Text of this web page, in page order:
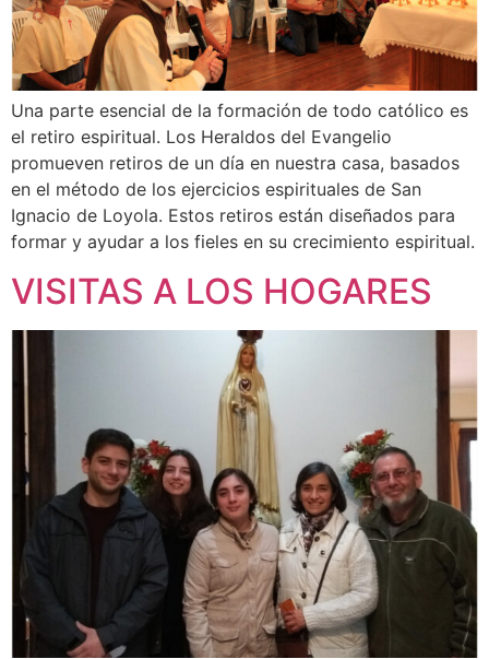
Una parte esencial de la formación de todo católico es
el retiro espiritual. Los Heraldos del Evangelio
promueven retiros de un día en nuestra casa, basados
en el método de los ejercicios espirituales de San
Ignacio de Loyola. Estos retiros están diseñados para
formar y ayudar a los fieles en su crecimiento espiritual.
VISITAS A LOS HOGARES